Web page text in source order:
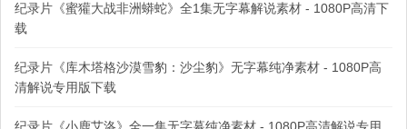
纪录片《蜜獾大战非洲蟒蛇》全1集无字幕解说素材 - 1080P高清下
载
纪录片《库木塔格沙漠雪豹：沙尘豹》无字幕纯净素材 - 1080P高
清解说专用版下载